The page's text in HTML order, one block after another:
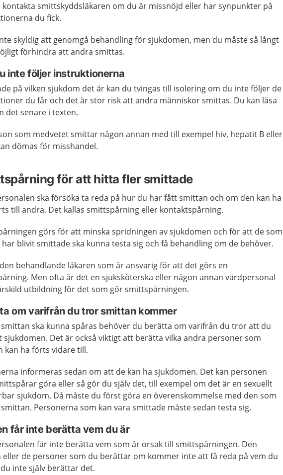
kontakta smittskyddsläkaren om du är missnöjd eller har synpunkter på
du fick.
skyldig att genomgå behandling för sjukdomen, men du måste så långt
förhindra att andra smittas.
inte följer instruktionerna
på vilken sjukdom det är kan du tvingas till isolering om du inte följer de
du får och det är stor risk att andra människor smittas. Du kan läsa
det senare i texten.
som medvetet smittar någon annan med till exempel hiv, hepatit B eller
dömas för misshandel.
för att hitta fler smittade
ska försöka ta reda på hur du har fått smittan och om den kan ha
till andra. Det kallas smittspårning eller kontaktspårning.
görs för att minska spridningen av sjukdomen och för att de som
har blivit smittade ska kunna testa sig och få behandling om de behöver.
behandlande läkaren som är ansvarig för att det görs en
Men ofta är det en sjuksköterska eller någon annan vårdpersonal
utbildning för det som gör smittspårningen.
om varifrån du tror smittan kommer
ska kunna spåras behöver du berätta om varifrån du tror att du
sjukdomen. Det är också viktigt att berätta vilka andra personer som
kan ha förts vidare till.
informeras sedan om att de kan ha sjukdomen. Det kan personen
göra eller så gör du själv det, till exempel om det är en sexuellt
sjukdom. Då måste du först göra en överenskommelse med den som
Personerna som kan vara smittade måste sedan testa sig.
får inte berätta vem du är
får inte berätta vem som är orsak till smittspårningen. Den
eller de personer som du berättar om kommer inte att få reda på vem du
inte själv berättar det.